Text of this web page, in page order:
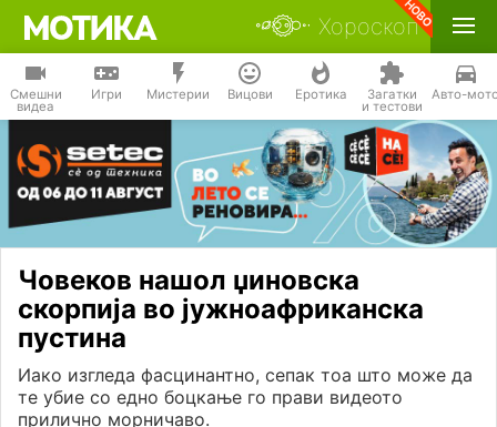
Хороскоп
Смешни
видеа
Игри Мистерии Вицови Еротика Загатки
и тестови
Авто-
Човеков нашол џиновска
скорпија во јужноафриканска
пустина
Иако изгледа фасцинантно, сепак тоа што може да
те убие со едно боцкање го прави видеото
прилично морничаво.